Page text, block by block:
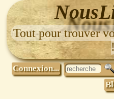
Tout pour trouver
!
Connexion...